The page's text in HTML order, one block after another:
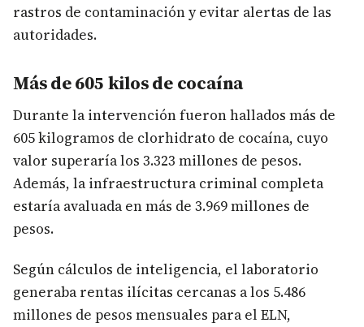
rastros de contaminación y evitar alertas de las
autoridades.
Más de 605 kilos de cocaína
Durante la intervención fueron hallados más de
605 kilogramos de clorhidrato de cocaína, cuyo
valor superaría los 3.323 millones de pesos.
Además, la infraestructura criminal completa
estaría avaluada en más de 3.969 millones de
pesos.
Según cálculos de inteligencia, el laboratorio
generaba rentas ilícitas cercanas a los 5.486
millones de pesos mensuales para el ELN,